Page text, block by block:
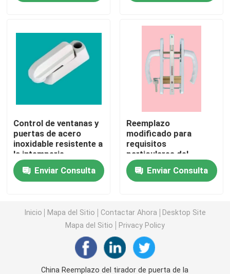
Perfiles de la ventana de UPVC
Perfiles de la protuberancia de UPVC
ventana del marco del upvc
ventana de desplazamiento del upvc
Puerta francesa de UPVC
Puertas de aluminio de la rotura termal
Control de ventanas y
puertas de acero
inoxidable resistente a
la intemperie
Enviar Consulta
Reemplazo
modificado para
requisitos
particulares del
tirador de puerta de la
ventana de la ventana
y del hardware UPVC
Enviar Consulta
Inicio Mapa del Sitio Contactar Ahora
Desktop Site
Mapa del Sitio
Privacy Policy
China Reemplazo del tirador de puerta de la